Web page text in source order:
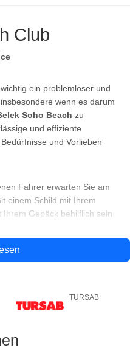
Club
ein problemloser und
wenn es darum
Soho Beach zu
und effiziente
und Vorlieben
Fahrer erwarten Sie am
einem Schild mit Ihrem
Gepäck behilflich sein
Luxusautos
und Ihren
Flughafen Antalya zum
zum
TURSAB